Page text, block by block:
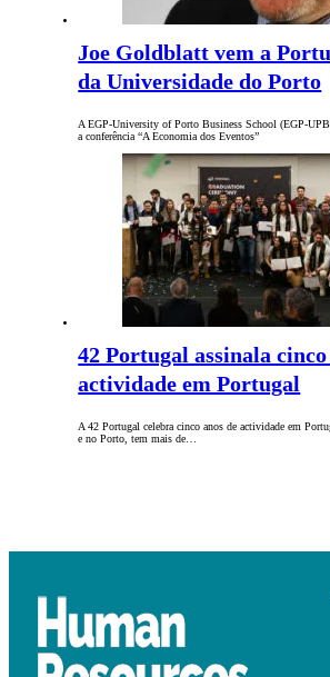
Joe Goldblatt vem a
da Universidade do Porto
A EGP-University of Porto Business School (EGP-
a conferência “A Economia dos Eventos”
42 Portugal assinala cinco
actividade em Portugal
A 42 Portugal celebra cinco anos de actividade em
e no Porto, tem mais de…